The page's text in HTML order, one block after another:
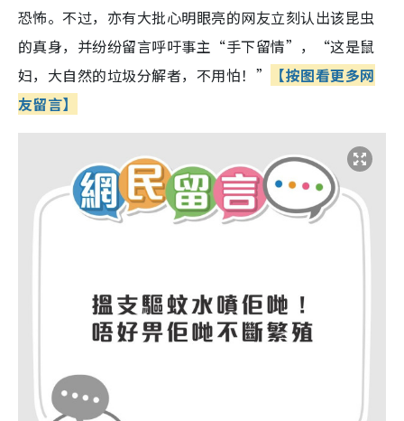
恐怖。不过，亦有大批心明眼亮的网友立刻认出该昆虫
的真身，并纷纷留言呼吁事主“手下留情”，“这是鼠
妇，大自然的垃圾分解者，不用怕！”
【按图看更多网
友留言】